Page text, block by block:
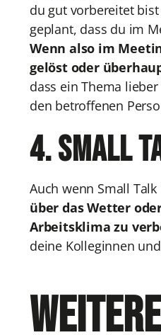
du gut vorbereitet
geplant, dass du im
Wenn also im
gelöst oder
dass ein Thema
den betroffenen
4. Small
Auch wenn Small
über das Wetter
Arbeitsklima zu
deine Kolleginnen